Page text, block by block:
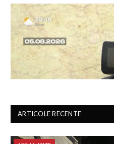
ARTICOLE RECENTE